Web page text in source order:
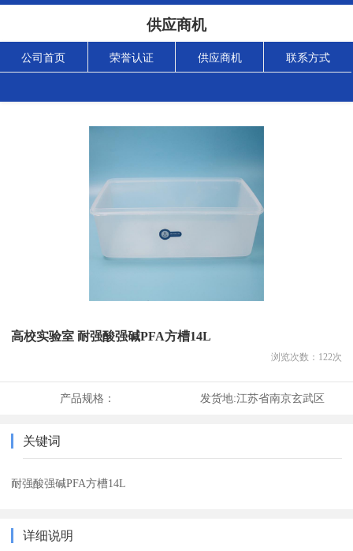
供应商机
公司首页 荣誉认证 供应商机 联系方式
高校实验室 耐强酸强碱PFA方槽14L
浏览次数： 122次
产品规格： 发货地:江苏省南京玄武区
关键词
耐强酸强碱PFA方槽14L
详细说明